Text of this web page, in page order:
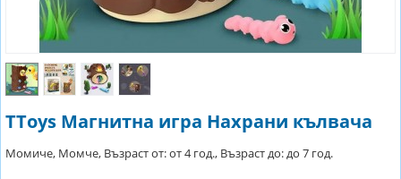
TToys Магнитна игра Нахрани кълвача
Момиче, Момче, Възраст от: от 4 год., Възраст до: до 7 год.